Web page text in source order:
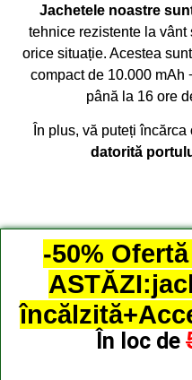
Jachetele noastre
tehnice rezistente la
orice situație. Acestea
compact de 10.000 mAh
până la 16 ore
În plus, vă puteți încărca
datorită
-50%
În loc de